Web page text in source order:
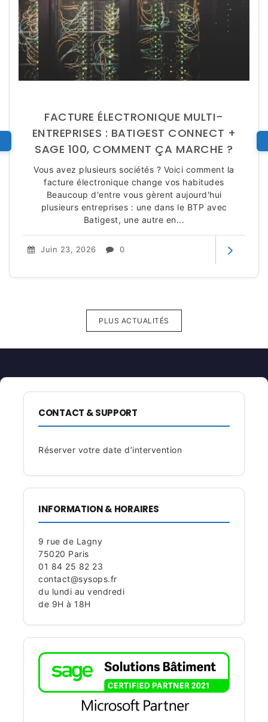
FACTURE ÉLECTRONIQUE MULTI-
ENTREPRISES : BATIGEST CONNECT +
SAGE 100, COMMENT ÇA MARCHE ?
Vous avez plusieurs sociétés ? Voici comment la
facture électronique change vos habitudes
Beaucoup d'entre vous gèrent aujourd'hui
plusieurs entreprises : une dans le BTP avec
Batigest, une autre en...
Juin 23, 2026 0
PLUS ACTUALITÉS
CONTACT & SUPPORT
Réserver votre date d’intervention
INFORMATION & HORAIRES
9 rue de Lagny
75020 Paris
01 84 25 82 23
contact@sysops.fr
du lundi au vendredi
de 9H à 18H